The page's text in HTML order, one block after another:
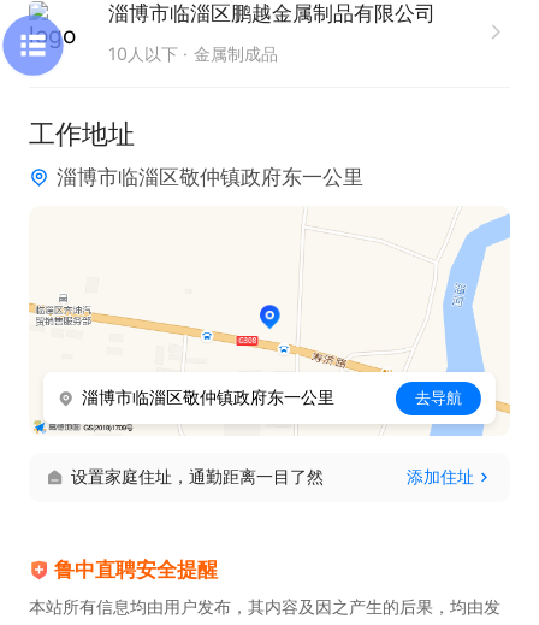
淄博市临淄区鹏越金属制品有限公司
10人以下 金属制成品
工作地址
淄博市临淄区敬仲镇政府东一公里
淄博市临淄区敬仲镇政府东一公里 去导航
设置家庭住址，通勤距离一目了然 添加住址
鲁中直聘安全提醒
本站所有信息均由用户发布，其内容及因之产生的后果，均由发